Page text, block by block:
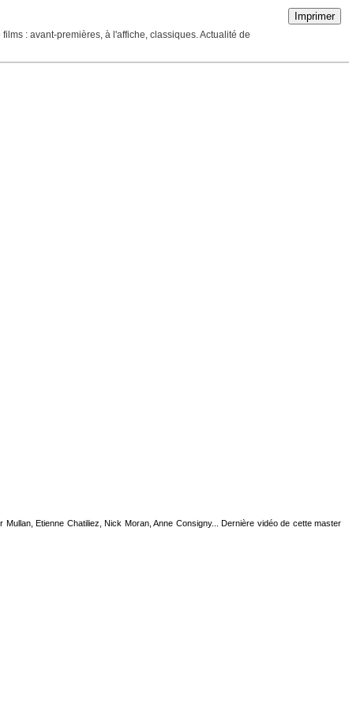
Imprimer
: avant-premières, à l'affiche, classiques. Actualité de
Etienne Chatiliez, Nick Moran, Anne Consigny... Dernière vidéo de cette master